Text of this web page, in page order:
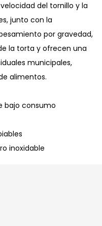
del tornillo y la
junto con la
por gravedad,
la torta y ofrecen una
municipales,
alimentos.
bajo consumo
inoxidable